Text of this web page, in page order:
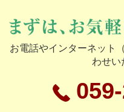
お電話やインターネット
わせい